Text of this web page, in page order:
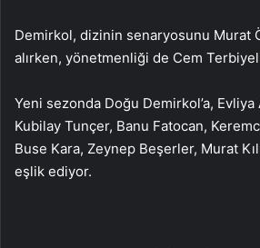
Demirkol, dizinin senaryosunu Murat
alırken, yönetmenliği de Cem
Yeni sezonda Doğu Demirkol’a, Evliya
Kubilay Tunçer, Banu Fatocan,
Buse Kara, Zeynep Beşerler, Murat
eşlik ediyor.